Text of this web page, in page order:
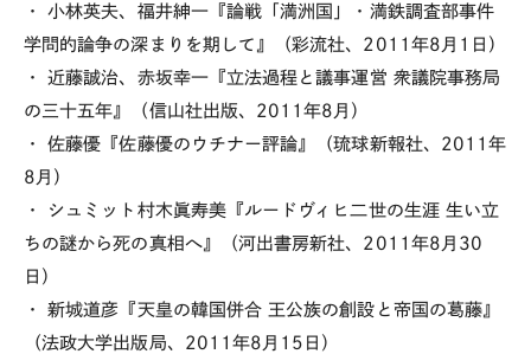
・ 小林英夫、福井紳一『論戦「満洲国」・満鉄調査部事件
学問的論争の深まりを期して』（彩流社、2011年8月1日）
・ 近藤誠治、赤坂幸一『立法過程と議事運営 衆議院事務局
の三十五年』（信山社出版、2011年8月）
・ 佐藤優『佐藤優のウチナー評論』（琉球新報社、2011年
8月）
・ シュミット村木眞寿美『ルードヴィヒ二世の生涯 生い立
ちの謎から死の真相へ』（河出書房新社、2011年8月30
日）
・ 新城道彦『天皇の韓国併合 王公族の創設と帝国の葛藤』
（法政大学出版局、2011年8月15日）